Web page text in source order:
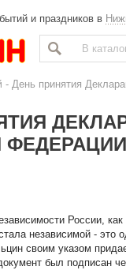
и праздников в
- День принятия
России,
независимой -
своим указом
был подписан